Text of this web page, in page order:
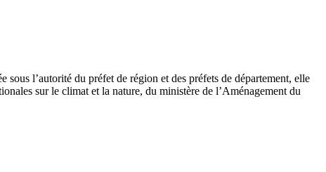
l’autorité du préfet de région et des préfets de département, elle
sur le climat et la nature, du ministère de l’Aménagement du